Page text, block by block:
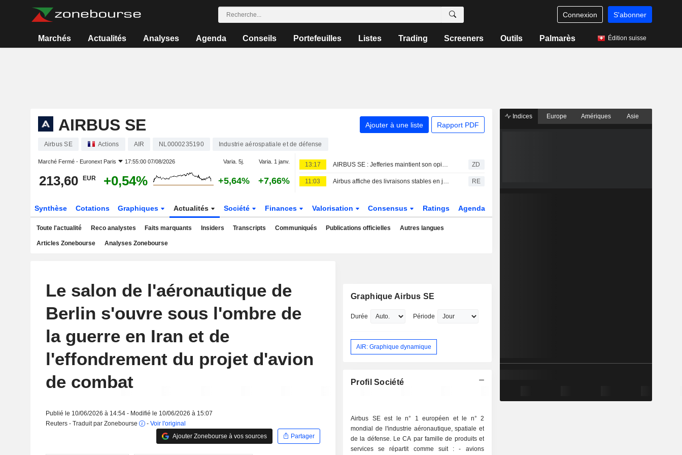
Connexion S'abonner
Marchés Actualités Analyses Agenda Conseils Portefeuilles Listes Trading Screeners Outils Palmarès Édition suisse
AIRBUS SE Ajouter à une liste Rapport PDF
Airbus SE Actions AIR NL0000235190 Industrie aérospatiale et de défense
Marché Fermé - Euronext Paris 17:55:00 07/08/2026 Varia. 5j. Varia. 1 janv.
213,60 EUR +0,54% +5,64% +7,66%
13:17 AIRBUS SE : Jefferies maintient son opinion neutre ZD
11:03 Airbus affiche des livraisons stables en juillet et confirme ses commandes en Chine RE
Synthèse Cotations Graphiques Actualités Société Finances Valorisation Consensus Ratings Agenda
Toute l'actualité Reco analystes Faits marquants Insiders Transcripts Communiqués Publications officielles Autres langues
Articles Zonebourse Analyses Zonebourse
Le salon de l'aéronautique de
Berlin s'ouvre sous l'ombre de
la guerre en Iran et de
l'effondrement du projet d'avion
de combat
Publié le 10/06/2026 à 14:54 - Modifié le 10/06/2026 à 15:07
Reuters - Traduit par Zonebourse
- Voir l'original
Ajouter Zonebourse à vos sources
Partager
Graphique Airbus SE
Durée Période
AIR: Graphique dynamique
Profil Société
Airbus SE est le n° 1 européen et le n° 2
mondial de l'industrie aéronautique, spatiale et
de la défense. Le CA par famille de produits et
services se répartit comme suit : - avions
Indices Europe Amériques Asie